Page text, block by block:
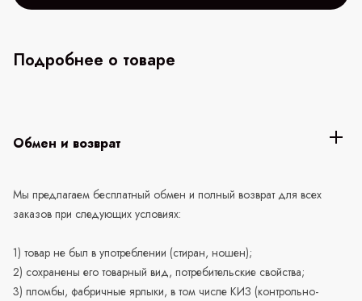
Подробнее о товаре
Обмен и возврат
Мы предлагаем бесплатный обмен и полный возврат для всех
заказов при следующих условиях:
1) товар не был в употреблении (стиран, ношен);
2) сохранены его товарный вид, потребительские свойства;
3) пломбы, фабричные ярлыки, в том числе КИЗ (контрольно-